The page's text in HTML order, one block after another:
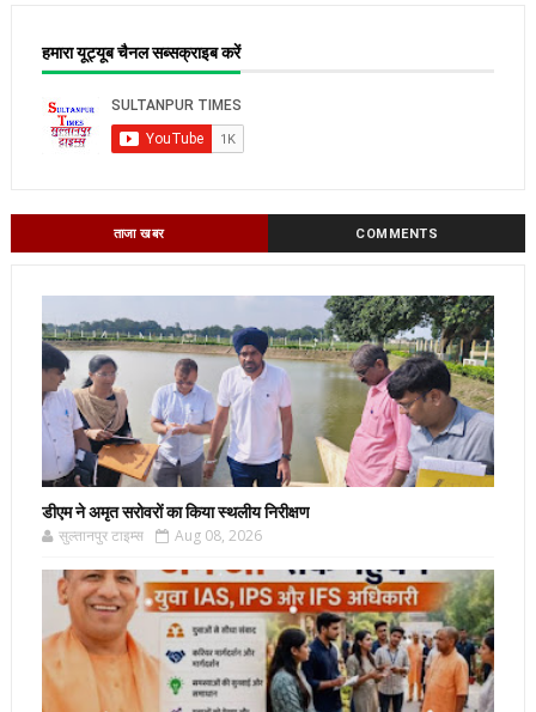
हमारा यूट्यूब चैनल सब्सक्राइब करें
ताजा खबर COMMENTS
डीएम ने अमृत सरोवरों का किया स्थलीय निरीक्षण
सुल्तानपुर टाइम्स Aug 08, 2026